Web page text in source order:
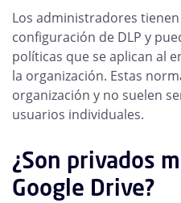
Los administradores
configuración de DLP y
políticas que se aplican al
la organización. Estas
organización y no suelen
usuarios individuales.
¿Son privados
Google Drive?